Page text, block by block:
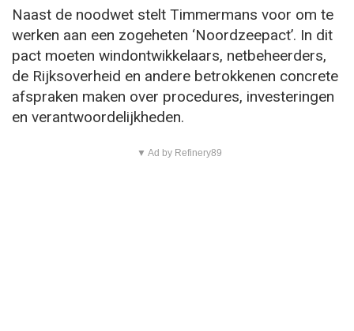
Naast de noodwet stelt Timmermans voor om te
werken aan een zogeheten ‘Noordzeepact’. In dit
pact moeten windontwikkelaars, netbeheerders,
de Rijksoverheid en andere betrokkenen concrete
afspraken maken over procedures, investeringen
en verantwoordelijkheden.
▼ Ad by Refinery89